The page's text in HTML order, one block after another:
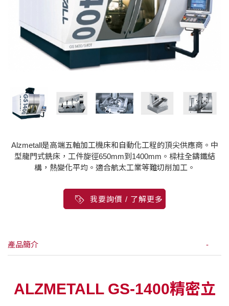
Alzmetall是高端五軸加工機床和自動化工程的頂尖供應商。中
型龍門式銑床，工件旋徑650mm到1400mm。樑柱全鑄鐵結
構，熱變化平均。適合航太工業等難切削加工。
我要詢價 / 了解更多
產品簡介
ALZMETALL GS-1400精密立